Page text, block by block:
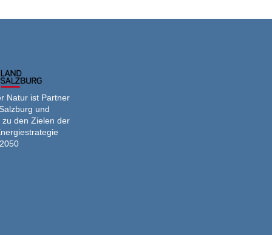
Natur ist Partner
und
zu den Zielen der